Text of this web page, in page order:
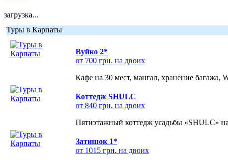
загрузка...
Туры в Карпаты
Вуйко 2*
от 700 грн. на двоих
Кафе на 30 мест, мангал, хранение багажа,
Коттедж SHULC
от 840 грн. на двоих
Пятиэтажный коттедж усадьбы «SHULC»
Затишок 1*
от 1015 грн. на двоих